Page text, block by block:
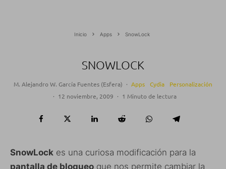
Inicio Apps SnowLock
SNOWLOCK
M. Alejandro W. García Fuentes (Esfera) · Apps Cydia
Personalización
· 12 noviembre, 2009 · 1 Minuto de lectura
SnowLock es una curiosa modificación para la
pantalla de bloqueo que nos permite cambiar la